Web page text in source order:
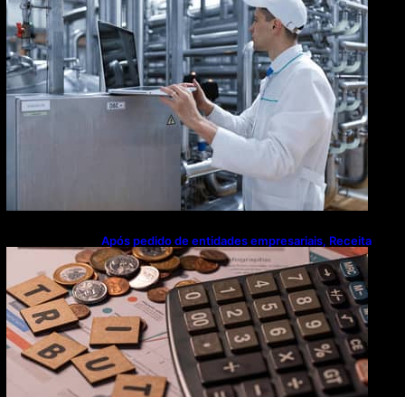
Após pedido de entidades empresariais, Receita
flexibiliza regras da Reforma Tributária